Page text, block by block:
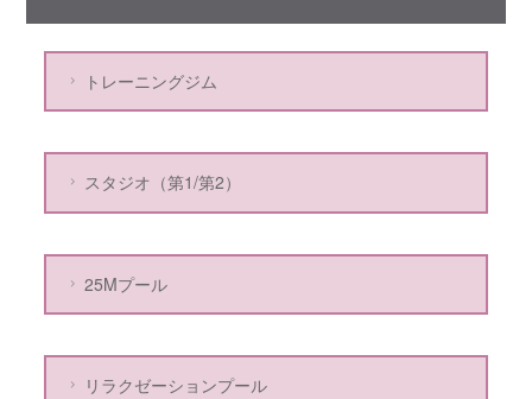
トレーニングジム
スタジオ（第1/第2）
25Mプール
リラクゼーションプール